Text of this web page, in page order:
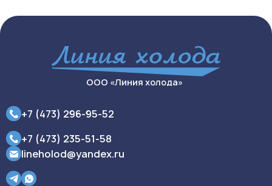
ООО «Линия холода»
+7 (473) 296-95-52
+7 (473) 235-51-58
lineholod@yandex.ru